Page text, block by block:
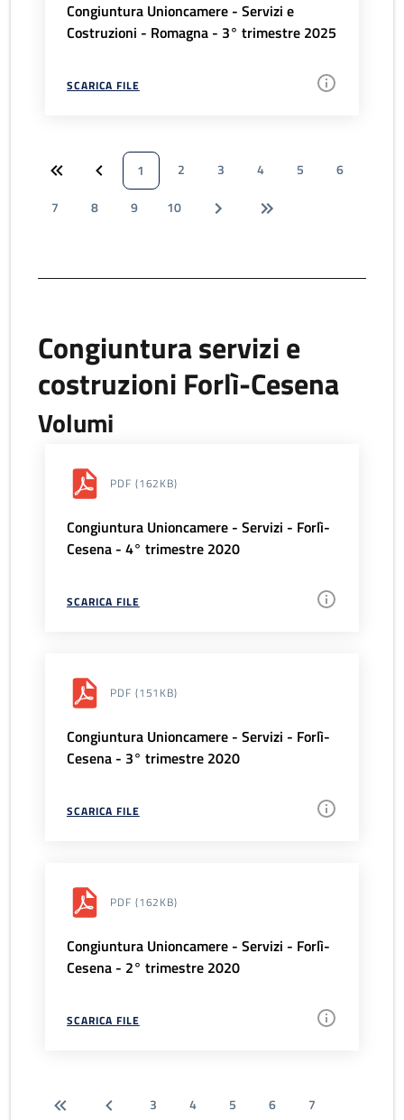
Congiuntura Unioncamere - Servizi e
Costruzioni - Romagna - 3° trimestre 2025
SCARICA FILE
1 2 3 4 5
6
7
8 9 10
Congiuntura servizi e
costruzioni Forlì-Cesena
Volumi
PDF (162KB)
Congiuntura Unioncamere - Servizi - Forlì-
Cesena - 4° trimestre 2020
SCARICA FILE
PDF (151KB)
Congiuntura Unioncamere - Servizi - Forlì-
Cesena - 3° trimestre 2020
SCARICA FILE
PDF (162KB)
Congiuntura Unioncamere - Servizi - Forlì-
Cesena - 2° trimestre 2020
SCARICA FILE
3 4 5 6
7